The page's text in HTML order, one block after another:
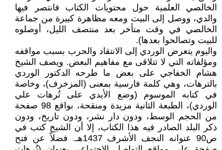
الخالصي العلمية حول محتويات الكتاب فانتصر فيها
والدي، ووصل إلى البيت ومعه مظاهرة كبيرة من جماعة
الخالصي في وقت متأخر بعد منتصف الليل، أوصلوه
للبيت وتصالحوا بعدها).
واليوم يتعرض الوردي إلى الانتقاد والحرب بسبب مواقفه
ومؤلفاته التي لا تتلاقى مع مفاهيم البعض. ويصف الشيخ
هشام الخفاجي على بعض ما طرحه الدكتور الوردي
بالترهات، وهي كلمة فارسية بمعنى (المزخرف)، وخاصة
في كتابه الموسوم (وضع الأيدي على تُرهات علي
الوردي)، الطبعة الثانية مزيدة ومنقحة، بواقع 98 صفحة
من الحجم الوسط، ودون دار نشر، ودون تاريخ، ودون
ذكر البلد الصادر فيه هذا الكتاب، إلا أن الشيخ كتب في
ص90 عنوانه النجف الأشرف 1437هـ. فضلاً عن فتح